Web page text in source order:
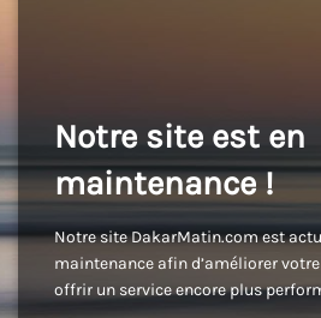
Notre site est en
maintenance !
Notre site DakarMatin.com est
maintenance afin d’améliorer
offrir un service encore plus